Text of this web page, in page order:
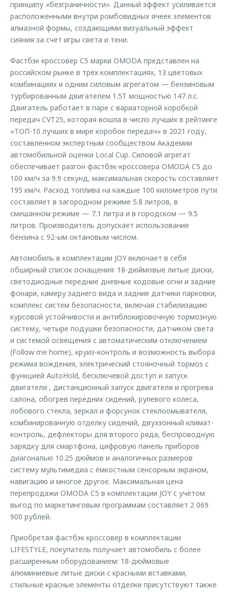
принципу «безграничности». Данный эффект усиливается
расположенными внутри ромбовидных ячеек элементов
алмазной формы, создающими визуальный эффект
сияния за счёт игры света и тени.
Фастбэк кроссовер С5 марки OMODA представлен на
российском рынке в трёх комплектациях, 13 цветовых
комбинациях и одним силовым агрегатом — бензиновым
турбированным двигателем 1.5T мощностью 147 л.с.
Двигатель работает в паре с вариаторной коробкой
передач CVT25, которая вошла в число лучших в рейтинге
«ТОП-10 лучших в мире коробок передач» в 2021 году,
составленном экспертным сообществом Академии
автомобильной оценки Local Cup. Силовой агрегат
обеспечивает разгон фастбэк-кроссовера OMODA C5 до
100 км/ч за 9.9 секунд, максимальная скорость составляет
195 км/ч. Расход топлива на каждые 100 километров пути
составляет в загородном режиме 5.8 литров, в
смешанном режиме — 7.1 литра и в городском — 9.5
литров. Производитель допускает использование
бензина с 92-ым октановым числом.
Автомобиль в комплектации JOY включает в себя
обширный список оснащения: 18-дюймовые литые диски,
светодиодные передние дневные ходовые огни и задние
фонари, камеру заднего вида и задние датчики парковки,
комплекс систем безопасности, включая стабилизацию
курсовой устойчивости и антиблокировочную тормозную
систему, четыре подушки безопасности, датчиком света
и системой освещения с автоматическим отключением
(Follow me home), круиз-контроль и возможность выбора
режима вождения, электрический стояночный тормоз с
функцией AutoHold, бесключевой доступ и запуск
двигателя , дистанционный запуск двигателя и прогрева
салона, обогрев передних сидений, рулевого колеса,
лобового стекла, зеркал и форсунок стеклоомывателя,
комбинированную отделку сидений, двухзонный климат-
контроль, дефлекторы для второго ряда, беспроводную
зарядку для смартфона, цифровую панель приборов
диагональю 10.25 дюймов и аналогичных размеров
систему мультимедиа с ёмкостным сенсорным экраном,
навигацию и многое другое. Максимальная цена
перепродажи OMODA C5 в комплектации JOY с учётом
выгод по маркетинговым программам составляет 2 069
900 рублей.
Приобретая фастбэк кроссовер в комплектации
LIFESTYLE, покупатель получает автомобиль c более
расширенным оборудованием: 18-дюймовые
алюминиевые литые диски c красными вставками,
стильные красные элементы отделки присутствуют также